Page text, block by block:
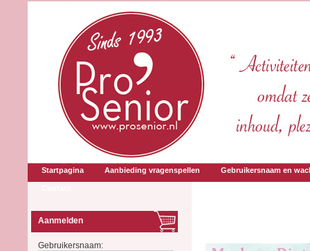
Startpagina Aanbieding vragenspellen Gebruikersnaam en
Aanmelden
Gebruikersnaam: